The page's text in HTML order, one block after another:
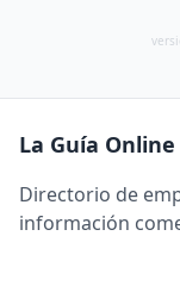
La Guía Online
Directorio de
información